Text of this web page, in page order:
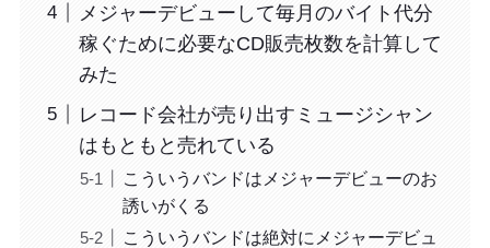
メジャーデビューして毎月のバイト代分
稼ぐために必要なCD販売枚数を計算して
みた
レコード会社が売り出すミュージシャン
はもともと売れている
こういうバンドはメジャーデビューのお
誘いがくる
こういうバンドは絶対にメジャーデビュ